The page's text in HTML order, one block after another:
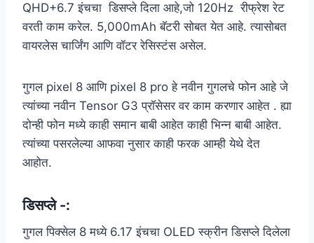
QHD+6.7 इंचचा डिसप्ले दिला आहे,जो 120Hz रीफ्रेश रेट
वरती काम करेल. 5,000mAh बॅटरी सोबत येत आहे. त्यासोबत
वायरलेस चार्जिंग आणि वॉटर रेसिस्टंस असेल.
गुगल pixel 8 आणि pixel 8 pro हे नवीन गुगलचे फोन आहे जे
त्यांच्या नवीन Tensor G3 प्रॉसेसर वर काम करणार आहेत . ह्या
दोन्ही फोन मध्ये काही समान बाबी आहेत काही भिन्न बाबी आहेत.
त्यांच्या पसरलेल्या आफवा नुसार काही फरक आम्ही येथे देत
आहोत.
डिसप्ले -:
गुगल पिक्सेल 8 मध्ये 6.17 इंचचा OLED स्क्रीन डिसप्ले दिलेला